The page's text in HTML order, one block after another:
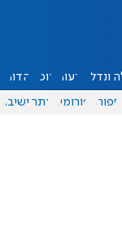
ונדל"ן דעות אוכל יהדות
ספורט פורומים אתר ישיבה